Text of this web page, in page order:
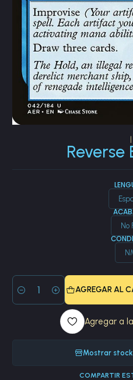
Reverse
No
Cantidad
AGREGAR AL
Agregar a
Mostrar
COMPARTIR